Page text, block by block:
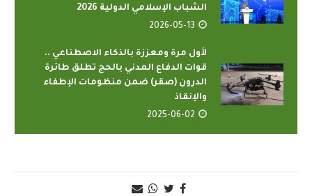
الشباب الإسلامي الدولية 2026
2026-05-13
لأول مرة ومعززة بالذكاء الاصطناعي ..
قوات الدفاع المدني بالحج تطلق طائرة
الدرون (صقر) ضمن منظومات الإطفاء
والإنقاذ
2025-06-02